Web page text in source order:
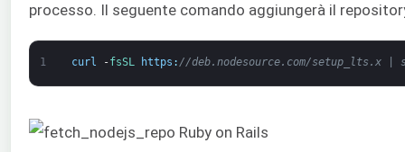
processo. Il seguente comando aggiungerà il
1 curl -fsSL https : //deb.nodesource.com/setup_lts.x |